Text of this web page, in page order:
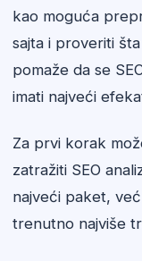
kao moguća
sajta i proveriti
pomaže da se
imati najveći
Za prvi korak
zatražiti SEO
najveći paket,
trenutno najviše